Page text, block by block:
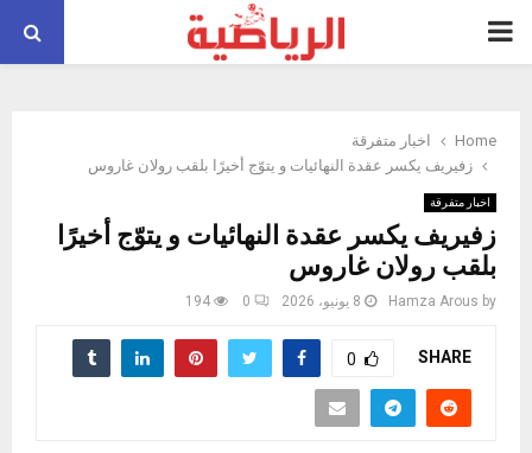
PRIMARY
Home
اخبار متفرقة
زفيريف يكسر عقدة النهائيات و يتوّج أخيرًا بلقب رولان غاروس
اخبار متفرقة
زفيريف يكسر عقدة النهائيات و يتوّج أخيرًا
بلقب رولان غاروس
by
Hamza Arous 8 يونيو، 2026 0
194
SHARE
0